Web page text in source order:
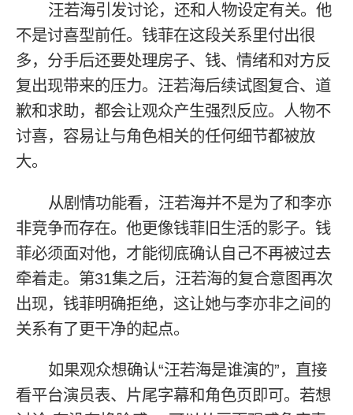
汪若海引发讨论，还和人物设定有关。他
不是讨喜型前任。钱菲在这段关系里付出很
多，分手后还要处理房子、钱、情绪和对方反
复出现带来的压力。汪若海后续试图复合、道
歉和求助，都会让观众产生强烈反应。人物不
讨喜，容易让与角色相关的任何细节都被放
大。
从剧情功能看，汪若海并不是为了和李亦
非竞争而存在。他更像钱菲旧生活的影子。钱
菲必须面对他，才能彻底确认自己不再被过去
牵着走。第31集之后，汪若海的复合意图再次
出现，钱菲明确拒绝，这让她与李亦非之间的
关系有了更干净的起点。
如果观众想确认“汪若海是谁演的”，直接
看平台演员表、片尾字幕和角色页即可。若想